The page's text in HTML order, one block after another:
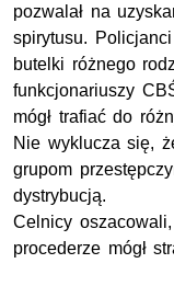
pozwalał na
spirytusu.
butelki różnego
funkcjonariuszy
mógł trafiać do
Nie wyklucza się,
grupom
dystrybucją.
Celnicy
procederze mógł